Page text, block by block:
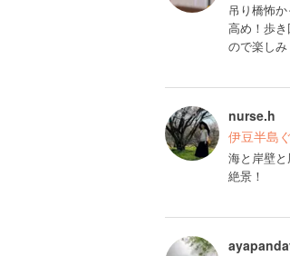
吊り橋怖
高め！歩
ので楽しみ
nurse.h
伊豆半島
海と岸壁
絶景！